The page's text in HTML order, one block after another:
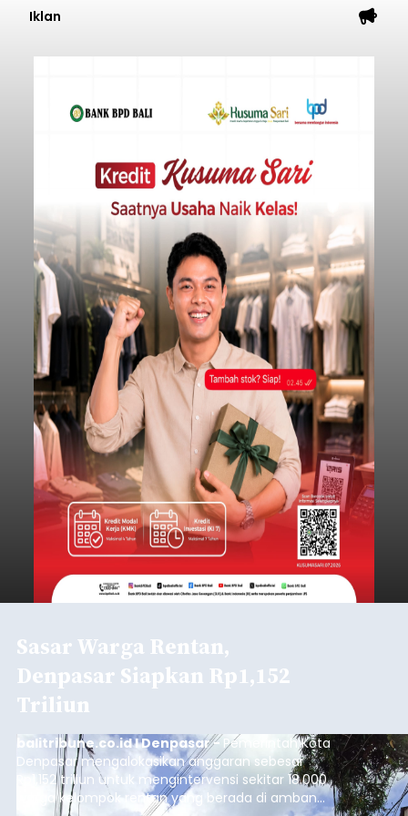
Iklan
Sasar Warga Rentan,
Denpasar Siapkan Rp1,152
Triliun
balitribune.co.id I Denpasar - Pemerintah Kota
Denpasar mengalokasikan anggaran sebesar
Rp1,152 triliun untuk mengintervensi sekitar 18.000
warga kelompok rentan yang berada di ambang